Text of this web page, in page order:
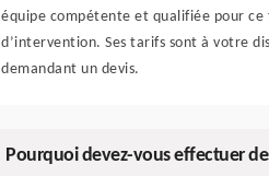
équipe compétente et qualifiée pour ce
d’intervention. Ses tarifs sont à votre
demandant un devis.
Pourquoi devez-vous effectuer